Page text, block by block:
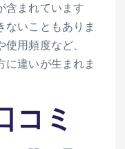
含まれています
ないこともありま
用頻度など、
に違いが生まれま
コミ